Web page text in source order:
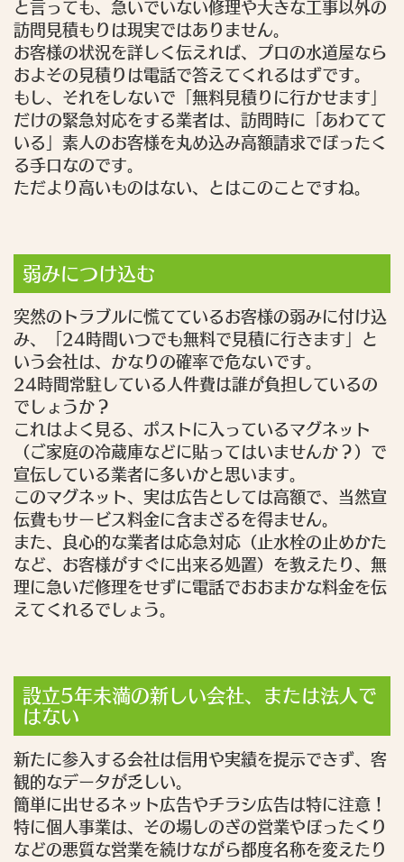
と言っても、急いでいない修理や大きな工事以外の
訪問見積もりは現実ではありません。
お客様の状況を詳しく伝えれば、プロの水道屋なら
およその見積りは電話で答えてくれるはずです。
もし、それをしないで「無料見積りに行かせます」
だけの緊急対応をする業者は、訪問時に「あわてて
いる」素人のお客様を丸め込み高額請求でぼったく
る手口なのです。
ただより高いものはない、とはこのことですね。
弱みにつけ込む
突然のトラブルに慌てているお客様の弱みに付け込
み、「24時間いつでも無料で見積に行きます」と
いう会社は、かなりの確率で危ないです。
24時間常駐している人件費は誰が負担しているの
でしょうか？
これはよく見る、ポストに入っているマグネット
（ご家庭の冷蔵庫などに貼ってはいませんか？）で
宣伝している業者に多いかと思います。
このマグネット、実は広告としては高額で、当然宣
伝費もサービス料金に含まざるを得ません。
また、良心的な業者は応急対応（止水栓の止めかた
など、お客様がすぐに出来る処置）を教えたり、無
理に急いだ修理をせずに電話でおおまかな料金を伝
えてくれるでしょう。
設立5年未満の新しい会社、または法人で
はない
新たに参入する会社は信用や実績を提示できず、客
観的なデータが乏しい。
簡単に出せるネット広告やチラシ広告は特に注意！
特に個人事業は、その場しのぎの営業やぼったくり
などの悪質な営業を続けながら都度名称を変えたり